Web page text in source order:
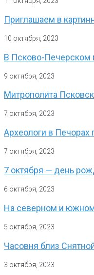
Приглашаем в
10 октября, 2023
В Псково-Печерском
9 октября, 2023
Митрополита
7 октября, 2023
Археологи в
7 октября, 2023
7 октября — день
6 октября, 2023
На северном и южном
5 октября, 2023
Часовня близ
3 октября, 2023